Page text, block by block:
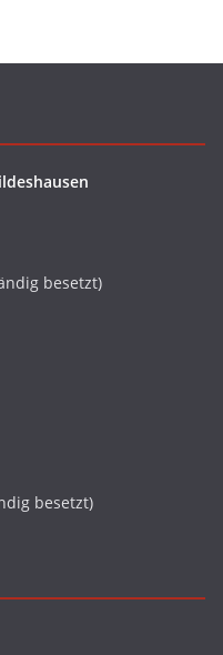
besetzt)
besetzt)